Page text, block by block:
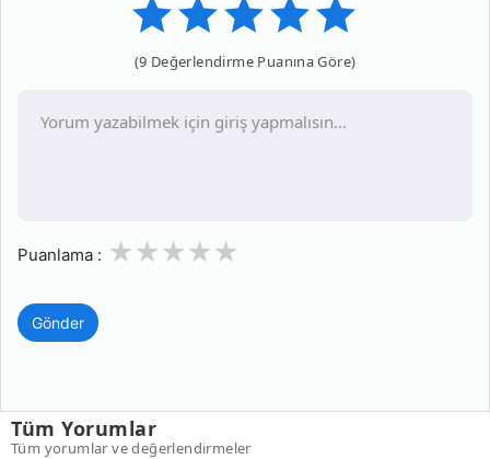
(9 Değerlendirme Puanına Göre)
Puanlama : 3
2
1
Gönder
Tüm Yorumlar
Tüm yorumlar ve değerlendirmeler